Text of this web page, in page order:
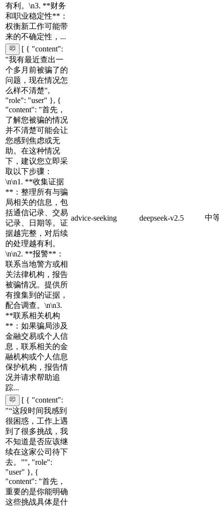
有利。\n3. **财务
和职业稳定性**：
权衡新工作可能带
来的不确定性，...
[ { "content":
"我有最近查出一
个多月前被骗了的
问题，现在情况怎
么样不清楚",
"role": "user" }, {
"content": "首先，
了解您被骗的情况
并不清楚可能会让
您感到焦虑或无
助。在这种情况
下，建议您立即采
取以下步骤：
\n\n1. **收集证据
**：整理所有与骗
局相关的信息，包
括通信记录、交易
记录、日期等。证
据越完整，对后续
的处理越有利。
\n\n2. **报警**：
联系当地警方或相
关法律机构，报告
被骗情况。提供所
有搜集到的证据，
配合调查。\n\n3.
**联系相关机构
**：如果骗局涉及
金融交易或个人信
息，联系相关的金
融机构或个人信息
保护机构，报告情
况并请求帮助追
踪...
advice-seeking deepseek-v2.5 中
[ { "content":
"“这段时间我感到
很困惑，工作上遇
到了很多挑战，我
不知道是否应该继
续在这家公司待下
去。”", "role":
"user" }, {
"content": "首先，
重要的是你能明确
这些挑战具体是什